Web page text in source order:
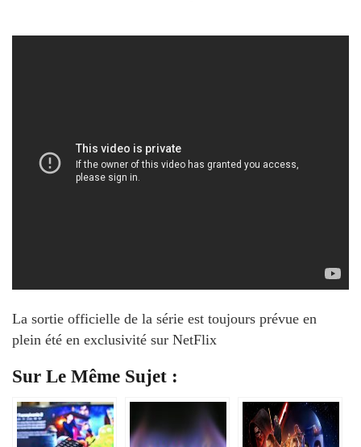
La sortie officielle de la série est toujours prévue en
plein été en exclusivité sur NetFlix
Sur Le Même Sujet :